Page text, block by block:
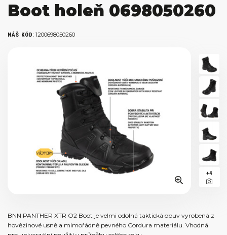
Boot holeň 0698050260
NÁŠ KÓD: 1200698050260
+4
BNN PANTHER XTR O2 Boot je velmi odolná taktická obuv vyrobená z
hovězinové usně a mimořádně pevného Cordura materiálu. Vhodná